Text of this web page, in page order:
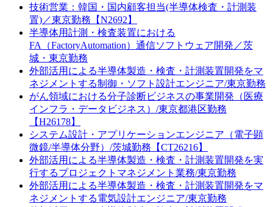
技術営業：韓国・国内顧客担当(半導体検査・計測装
置)／東京勤務【N2692】
半導体用計測・検査装置における
FA（FactoryAutomation）通信ソフトウェア開発／茨
城・東京勤務
外部活用による半導体製造・検査・計測装置開発をマ
ネジメントする制御・ソフト設計エンジニア/東京勤務
がん領域における分子診断ビジネスの事業開発（医療
インフラ・データビジネス）/東京都港区勤務
【H26178】
システム設計・アプリケーションエンジニア（電子顕
微鏡/半導体分野）/茨城勤務【CT26216】
外部活用による半導体製造・検査・計測装置開発を実
行するプロジェクトマネジメント業務/東京勤務
外部活用による半導体製造・検査・計測装置開発をマ
ネジメントする電気設計エンジニア/東京勤務